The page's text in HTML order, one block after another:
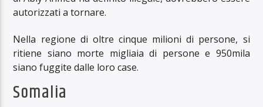
autorizzati a tornare.
Nella regione di oltre cinque milioni di persone, si
ritiene siano morte migliaia di persone e 950mila
siano fuggite dalle loro case.
Somalia